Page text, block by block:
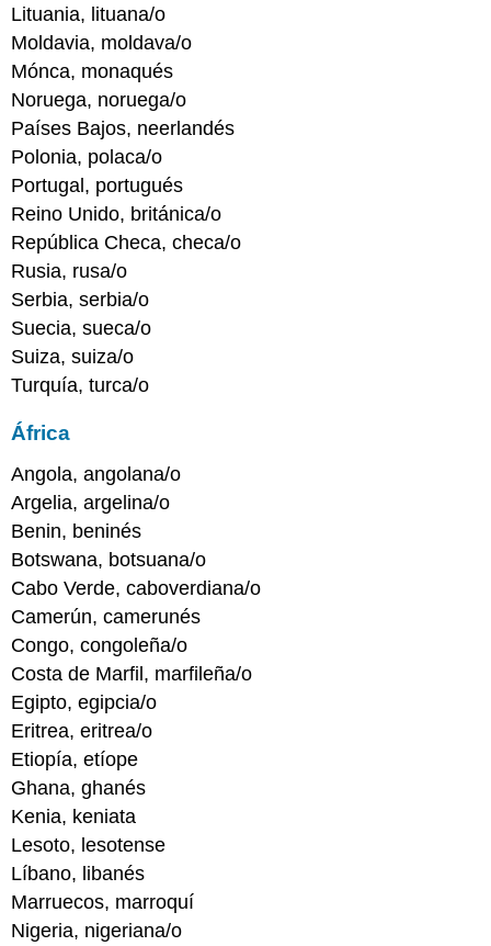
Lituania, lituana/o
Moldavia, moldava/o
Mónca, monaqués
Noruega, noruega/o
Países Bajos, neerlandés
Polonia, polaca/o
Portugal, portugués
Reino Unido, británica/o
República Checa, checa/o
Rusia, rusa/o
Serbia, serbia/o
Suecia, sueca/o
Suiza, suiza/o
Turquía, turca/o
África
Angola, angolana/o
Argelia, argelina/o
Benin, beninés
Botswana, botsuana/o
Cabo Verde, caboverdiana/o
Camerún, camerunés
Congo, congoleña/o
Costa de Marfil, marfileña/o
Egipto, egipcia/o
Eritrea, eritrea/o
Etiopía, etíope
Ghana, ghanés
Kenia, keniata
Lesoto, lesotense
Líbano, libanés
Marruecos, marroquí
Nigeria, nigeriana/o